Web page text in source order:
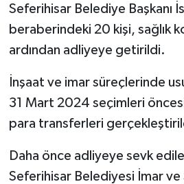
Seferihisar Belediye Başkanı
beraberindeki 20 kişi, sağlık
ardından adliyeye getirildi.
İnşaat ve imar süreçlerinde
31 Mart 2024 seçimleri
para transferleri
Daha önce adliyeye sevk
Seferihisar Belediyesi İmar ve